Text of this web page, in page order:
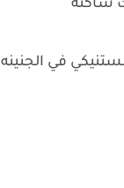
ساكته
في الجنينه